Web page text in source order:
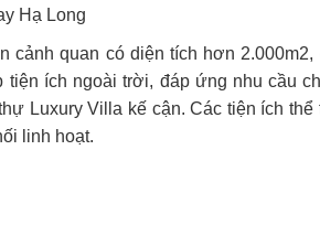
Hạ Long
cảnh quan có diện tích hơn
tiện ích ngoài trời, đáp ứng nhu cầu
Luxury Villa kế cận. Các tiện ích
linh hoạt.